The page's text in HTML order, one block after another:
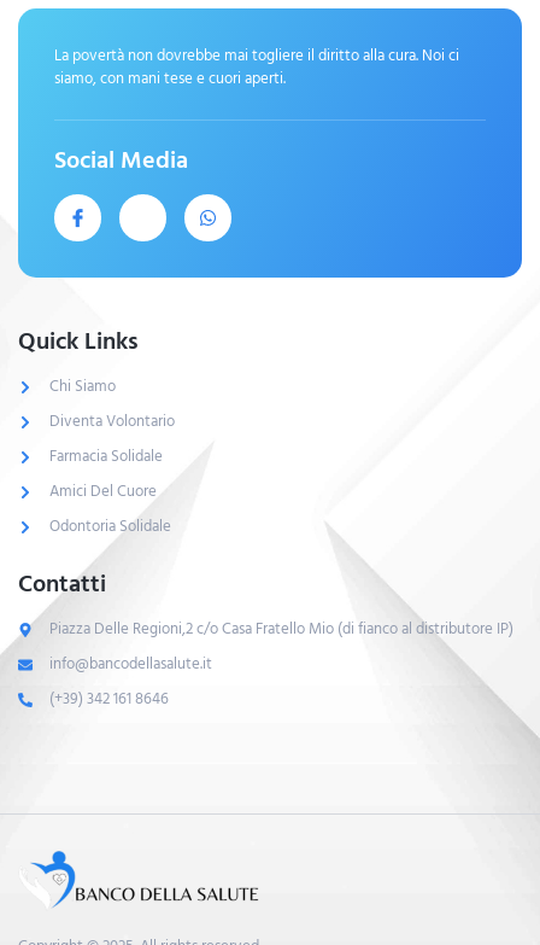
La povertà non dovrebbe mai togliere il diritto alla cura. Noi ci
siamo, con mani tese e cuori aperti.
Social Media
Quick Links
Chi Siamo
Diventa Volontario
Farmacia Solidale
Amici Del Cuore
Odontoria Solidale
Contatti
Piazza Delle Regioni,2 c/o Casa Fratello Mio (di fianco al distributore IP)
info@bancodellasalute.it
(+39) 342 161 8646